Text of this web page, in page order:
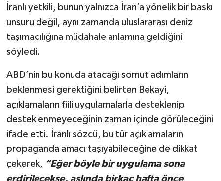
İranlı yetkili, bunun yalnızca İran’a yönelik bir baskı
unsuru değil, aynı zamanda uluslararası deniz
taşımacılığına müdahale anlamına geldiğini
söyledi.
ABD’nin bu konuda atacağı somut adımların
beklenmesi gerektiğini belirten Bekayi,
açıklamaların fiili uygulamalarla desteklenip
desteklenmeyeceğinin zaman içinde görüleceğini
ifade etti. İranlı sözcü, bu tür açıklamaların
propaganda amacı taşıyabileceğine de dikkat
çekerek, “Eğer böyle bir uygulama sona
erdirilecekse, aslında birkaç hafta önce